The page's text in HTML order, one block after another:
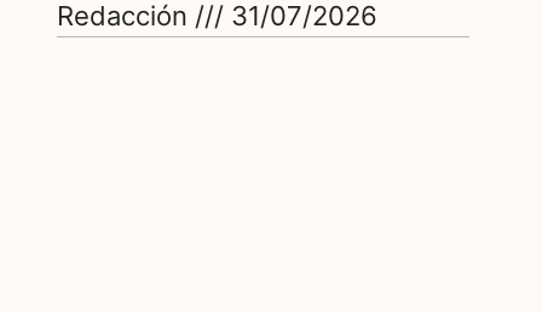
Redacción 31/07/2026